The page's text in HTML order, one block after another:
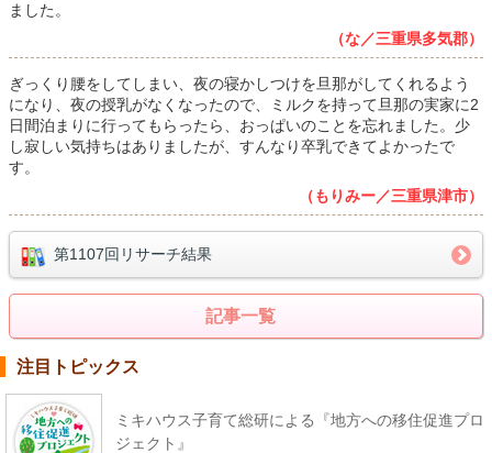
ました。
（な／三重県多気郡）
ぎっくり腰をしてしまい、夜の寝かしつけを旦那がしてくれるよう
になり、夜の授乳がなくなったので、ミルクを持って旦那の実家に2
日間泊まりに行ってもらったら、おっぱいのことを忘れました。少
し寂しい気持ちはありましたが、すんなり卒乳できてよかったで
す。
（もりみー／三重県津市）
第1107回リサーチ結果
記事一覧
注目トピックス
ミキハウス子育て総研による『地方への移住促進プロ
ジェクト』